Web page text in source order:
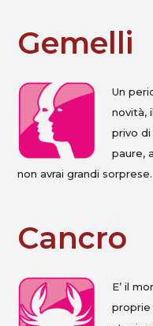
Gemelli
Un
novità,
privo
paure,
non avrai grandi sorprese.
Cancro
E’ il
proprie